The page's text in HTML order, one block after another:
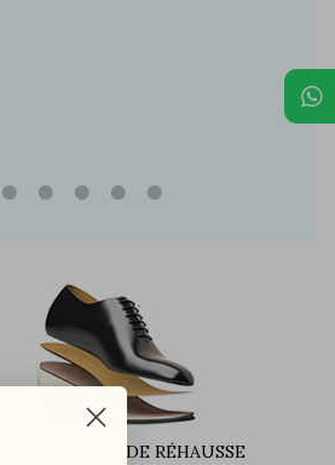
TECHNOLOGIE DE RÉHAUSSE